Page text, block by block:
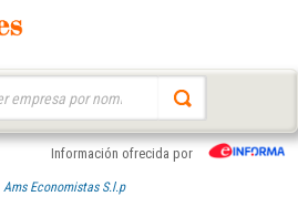
Información ofrecida por
Ams Economistas S.l.p